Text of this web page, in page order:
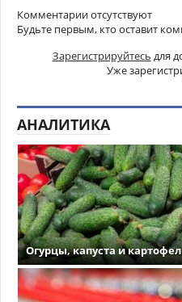
Комментарии отсутствуют
Будьте первым, кто оставит
Зарегистрируйтесь для
Уже
АНАЛИТИКА
Огурцы, капуста и